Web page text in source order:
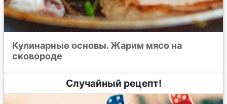
Кулинарные основы. Жарим мясо на
сковороде
Случайный рецепт!